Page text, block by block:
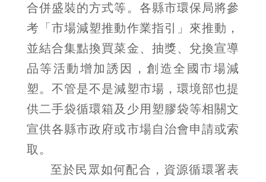
合併盛裝的方式等。各縣市環保局將參
考「市場減塑推動作業指引」來推動，
並結合集點換買菜金、抽獎、兌換宣導
品等活動增加誘因，創造全國市場減
塑。不管是不是減塑市場，環境部也提
供二手袋循環箱及少用塑膠袋等相關文
宣供各縣市政府或市場自治會申請或索
取。
至於民眾如何配合，資源循環署表